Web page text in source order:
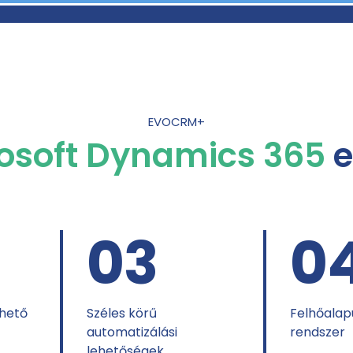
EVOCRM+
Dynamics 365
03
Széles körű
automatizálási
rendszer